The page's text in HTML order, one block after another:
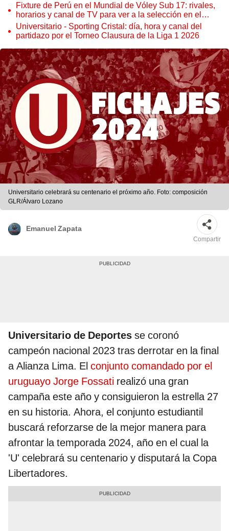
Fixture de Perú en el Mundial de Vóley Sub 17: rivales,
horarios y canal de TV para ver a la selección en el
torneo
Universitario - Sporting Cristal: día, hora y canal del
partidazo por el Torneo Clausura de la Liga 1 2026
Universitario celebrará su centenario el próximo año. Foto: composición
GLR/Álvaro Lozano
Emanuel Zapata
Compartir
Universitario de Deportes se coronó
campeón nacional 2023 tras derrotar en la final
a Alianza Lima. El conjunto comandado por el
uruguayo Jorge Fossati realizó una gran
campaña este año y consiguieron la estrella 27
en su historia. Ahora, el conjunto estudiantil
buscará reforzarse de la mejor manera para
afrontar la temporada 2024, año en el cual la
'U' celebrará su centenario y disputará la Copa
Libertadores.